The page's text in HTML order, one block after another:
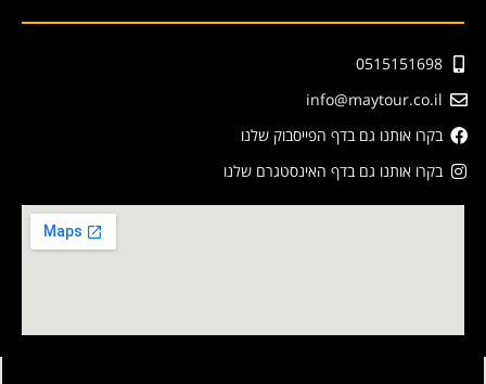
0515151698
info@maytour.co.il
בקרו אותנו גם בדף הפייסבוק שלנו
בקרו אותנו גם בדף האינסטגרם שלנו